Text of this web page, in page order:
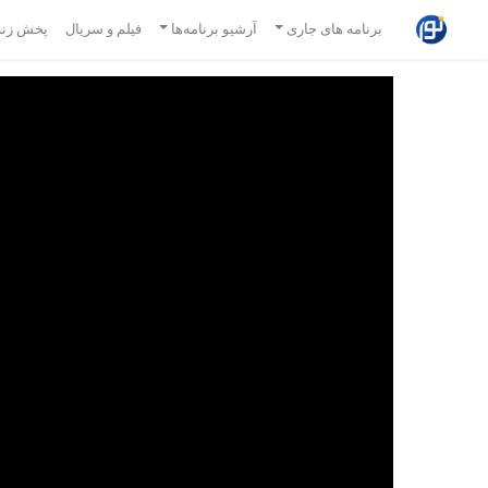
برنامه های جاری آرشیو برنامه‌ها فیلم و سریال پخش